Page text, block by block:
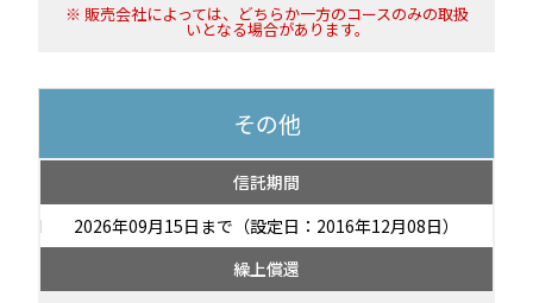
販売会社によっては、どちらか一方のコースのみの取扱
いとなる場合があります。
その他
信託期間
2026年09月15日まで（設定日：2016年12月08日）
繰上償還